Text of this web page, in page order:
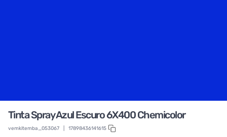
Tinta Spray Azul Escuro 6X400 Chemicolor
vemkitemba_053067 17898436141615